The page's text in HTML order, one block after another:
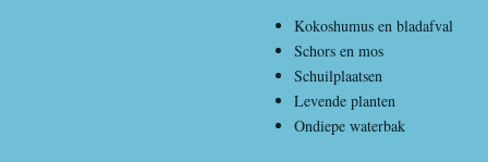
Kokoshumus en bladafval
Schors en mos
Schuilplaatsen
Levende planten
Ondiepe waterbak